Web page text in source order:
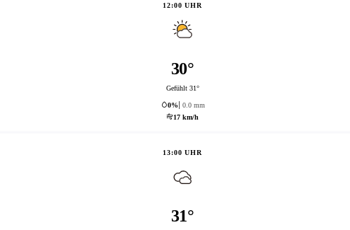
12:00 UHR
30°
Gefühlt 31°
0%
0.0 mm
17 km/h
13:00 UHR
31°